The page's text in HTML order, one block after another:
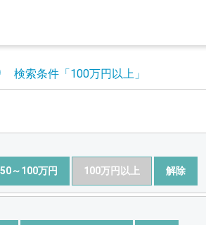
検索条件 「100万円以上」
50～100万円 100万円以上 解除